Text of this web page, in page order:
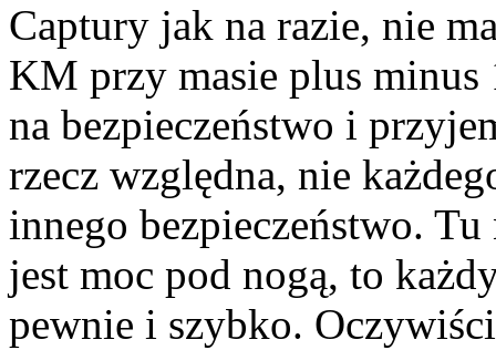
Captury jak na razie, nie
KM przy masie plus minus
na bezpieczeństwo i
rzecz względna, nie
innego bezpieczeństwo.
jest moc pod nogą, to
pewnie i szybko.